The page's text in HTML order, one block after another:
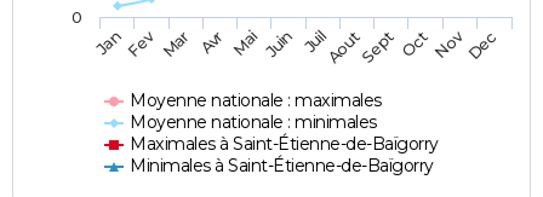
Moyenne nationale : maximales
Moyenne nationale : minimales
Maximales à Saint-Étienne-de-Baïgorry
Minimales à Saint-Étienne-de-Baïgorry
JanFev Mar Avr Mai Juin JuilAoutSept OctNovDec
0